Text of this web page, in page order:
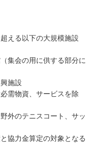
る以下の大規模施設
会の用に供する部分に
施設
物資、サービスを除
のテニスコート、サッ
力金算定の対象となる